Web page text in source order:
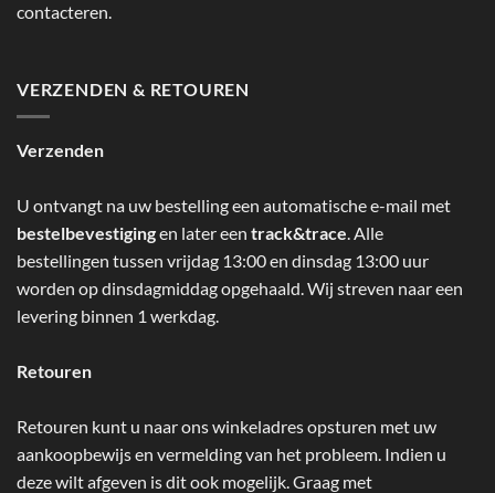
contacteren.
VERZENDEN & RETOUREN
Verzenden
U ontvangt na uw bestelling een automatische e-mail met
bestelbevestigingen later een track&trace . Alle
bestellingen tussen vrijdag 13:00 en dinsdag 13:00 uur
worden op dinsdagmiddag opgehaald. Wij streven naar een
levering binnen 1 werkdag.
Retouren
Retouren kunt u naar ons winkeladres opsturen met uw
aankoopbewijs en vermelding van het probleem. Indien u
deze wilt afgeven is dit ook mogelijk. Graag met